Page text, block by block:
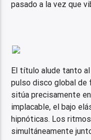
pasado a la vez que
El título alude tanto al
pulso disco global de
sitúa precisamente
implacable, el bajo
hipnóticas. Los
simultáneamente